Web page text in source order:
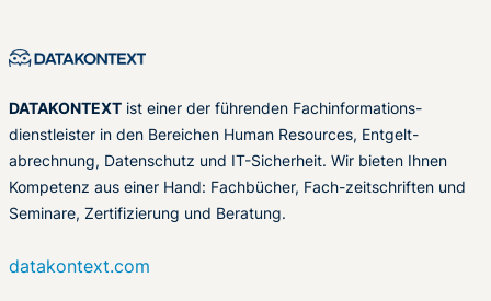
DATAKONTEXT ist einer der führenden Fachinformations-
dienstleister in den Bereichen Human Resources, Entgelt-
abrechnung, Datenschutz und IT-Sicherheit. Wir bieten Ihnen
Kompetenz aus einer Hand: Fachbücher, Fach-zeitschriften und
Seminare, Zertifizierung und Beratung.
datakontext.com